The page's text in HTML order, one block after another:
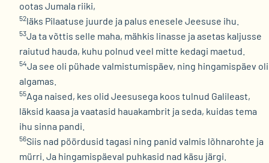
ootas Jumala riiki,
52läks Pilaatuse juurde ja palus enesele Jeesuse ihu.
53Ja ta võttis selle maha, mähkis linasse ja asetas kaljusse
raiutud hauda, kuhu polnud veel mitte kedagi maetud.
54Ja see oli pühade valmistumispäev, ning hingamispäev oli
algamas.
55Aga naised, kes olid Jeesusega koos tulnud Galileast,
läksid kaasa ja vaatasid hauakambrit ja seda, kuidas tema
ihu sinna pandi.
56Siis nad pöördusid tagasi ning panid valmis lõhnarohte ja
mürri. Ja hingamispäeval puhkasid nad käsu järgi.